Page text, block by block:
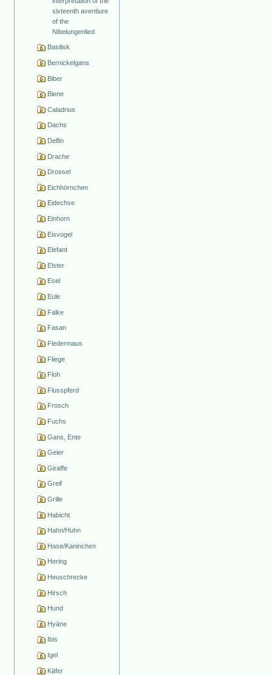
sixteenth aventiure
of the
Nibelungenlied
Basilisk
Bernickelgans
Biber
Biene
Caladrius
Dachs
Delfin
Drache
Drossel
Eichhörnchen
Eidechse
Einhorn
Eisvogel
Elefant
Elster
Esel
Eule
Falke
Fasan
Fledermaus
Fliege
Floh
Flusspferd
Frosch
Fuchs
Gans, Ente
Geier
Giraffe
Greif
Grille
Habicht
Hahn/Huhn
Hase/Kaninchen
Hering
Heuschrecke
Hirsch
Hund
Hyäne
Ibis
Igel
Käfer